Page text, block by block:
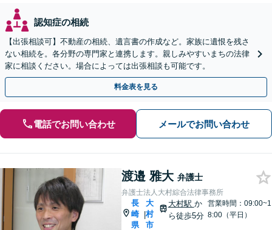
認知症の相続
【出張相談可】不動産の相続、遺言書の作成など。家族に遺恨を残さ
ない相続を。各分野の専門家と連携します。親しみやすいまちの法律
家に相談ください。場合によっては出張相談も可能です。
料金表を見る
電話でお問い合わせ メールでお問い合わせ
渡邉 雅大 弁護士
弁護士法人大村綜合法律事務所
長
崎
県
|
大
村
市
大村駅 か
ら徒歩5分
営業時間：09:00~1
8:00（平日）